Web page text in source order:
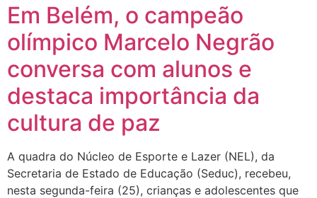
Em Belém, o campeão
olímpico Marcelo Negrão
conversa com alunos e
destaca importância da
cultura de paz
A quadra do Núcleo de Esporte e Lazer (NEL), da
Secretaria de Estado de Educação (Seduc), recebeu,
nesta segunda-feira (25), crianças e adolescentes que